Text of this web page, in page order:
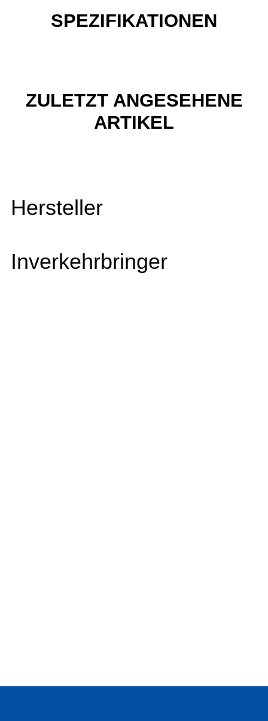
SPEZIFIKATIONEN
ZULETZT ANGESEHENE
ARTIKEL
Hersteller
Inverkehrbringer